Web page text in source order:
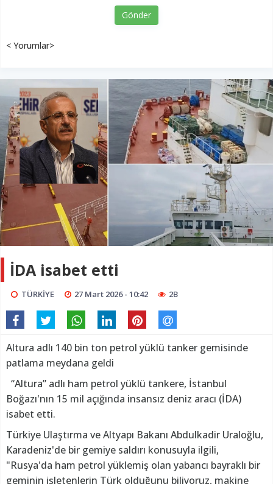
Gönder
< Yorumlar>
İDA isabet etti
TÜRKİYE 27 Mart 2026 - 10:42 2B
Altura adlı 140 bin ton petrol yüklü tanker gemisinde
patlama meydana geldi
“Altura” adlı ham petrol yüklü tankere, İstanbul
Boğazı'nın 15 mil açığında insansız deniz aracı (İDA)
isabet etti.
Türkiye Ulaştırma ve Altyapı Bakanı Abdulkadir Uraloğlu,
Karadeniz'de bir gemiye saldırı konusuyla ilgili,
"Rusya'da ham petrol yüklemiş olan yabancı bayraklı bir
geminin işletenlerin Türk olduğunu biliyoruz, makine